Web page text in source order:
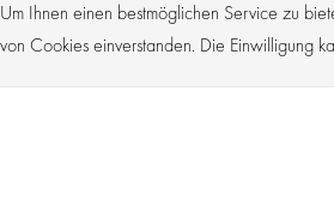
Um Ihnen einen bestmöglichen Service zu
von Cookies einverstanden. Die Einwilligung